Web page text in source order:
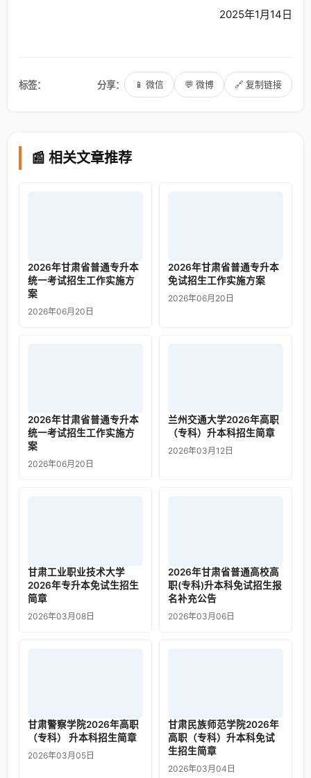
2025年1月14日
标签： 分享： 📱 微信 💬 微博 🔗 复制链接
📰 相关文章推荐
2026年甘肃省普通专升本
统一考试招生工作实施方
案
2026年06月20日
2026年甘肃省普通专升本
免试招生工作实施方案
2026年06月20日
2026年甘肃省普通专升本
统一考试招生工作实施方
案
2026年06月20日
兰州交通大学2026年高职
（专科）升本科招生简章
2026年03月12日
甘肃工业职业技术大学
2026年专升本免试生招生
简章
2026年03月08日
2026年甘肃省普通高校高
职(专科)升本科免试招生报
名补充公告
2026年03月06日
甘肃警察学院2026年高职
（专科） 升本科招生简章
2026年03月05日
甘肃民族师范学院2026年
高职（专科）升本科免试
生招生简章
2026年03月04日